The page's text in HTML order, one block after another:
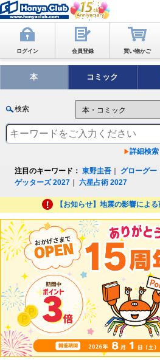
ログイン 会員登録 買い物かご
本 コミック
検索
詳細検索
注目のキーワード： 東野圭吾 グローグー
ゲッターズ 2027 ｜六星占術 2027
【お知らせ】地震の影響によ